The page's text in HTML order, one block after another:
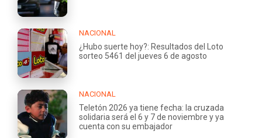
NACIONAL
¿Hubo suerte hoy?: Resultados del Loto
sorteo 5461 del jueves 6 de agosto
NACIONAL
Teletón 2026 ya tiene fecha: la cruzada
solidaria será el 6 y 7 de noviembre y ya
cuenta con su embajador